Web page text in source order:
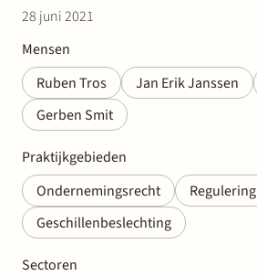
28 juni 2021
Mensen
Ruben Tros
Jan Erik Janssen
Gerben Smit
Praktijkgebieden
Ondernemingsrecht
Regulering
Geschillenbeslechting
Sectoren